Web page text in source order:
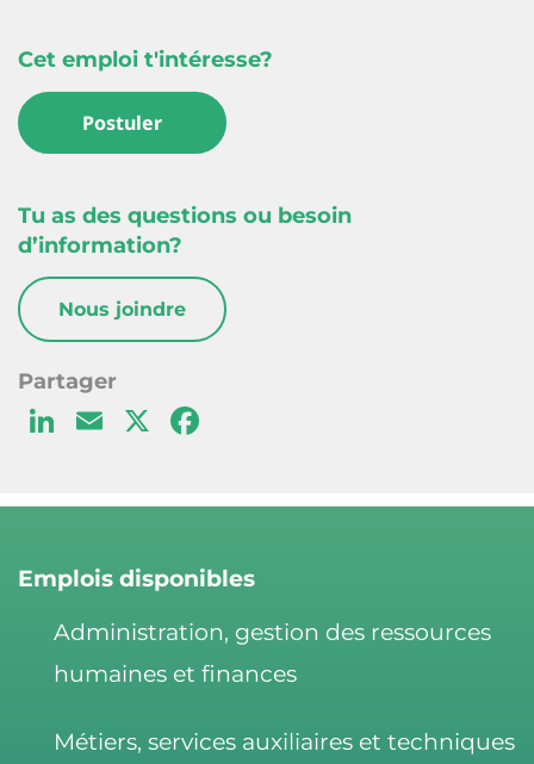
Cet emploi t'intéresse?
Postuler
Tu as des questions ou besoin
d’information?
Nous joindre
Li
k
d
I
n
E
ai
X
c
b
o
k
Emplois disponibles
Administration, gestion des ressources
humaines et finances
Métiers, services auxiliaires et techniques